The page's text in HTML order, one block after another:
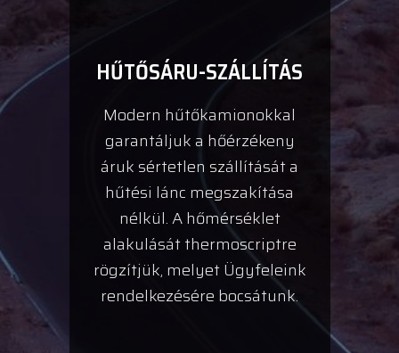
HŰTŐSÁRU-SZÁLLÍTÁS
Modern hűtőkamionokkal
garantáljuk a hőérzékeny
áruk sértetlen szállítását a
hűtési lánc megszakítása
nélkül. A hőmérséklet
alakulását thermoscriptre
rögzítjük, melyet Ügyfeleink
rendelkezésére bocsátunk.